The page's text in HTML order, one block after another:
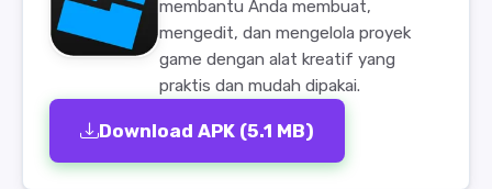
membantu Anda membuat,
mengedit, dan mengelola proyek
game dengan alat kreatif yang
praktis dan mudah dipakai.
Download APK (5.1 MB)